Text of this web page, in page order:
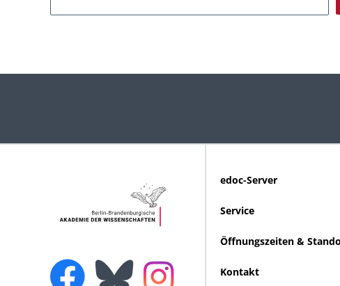
edoc-Server
Service
Öffnungszeiten &
Kontakt